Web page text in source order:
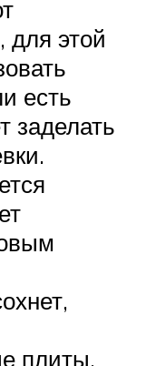
для этой
есть
заделать
плиты.